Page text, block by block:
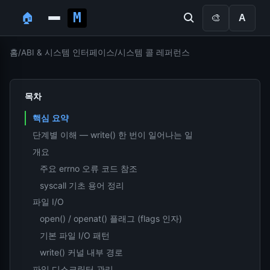
🏠 🎨 A
홈/ABI & 시스템 인터페이스/시스템 콜 레퍼런스
목차
핵심 요약
단계별 이해 — write() 한 번이 일어나는 일
개요
주요 errno 오류 코드 참조
syscall 기초 용어 정리
파일 I/O
open() / openat() 플래그 (flags 인자)
기본 파일 I/O 패턴
write() 커널 내부 경로